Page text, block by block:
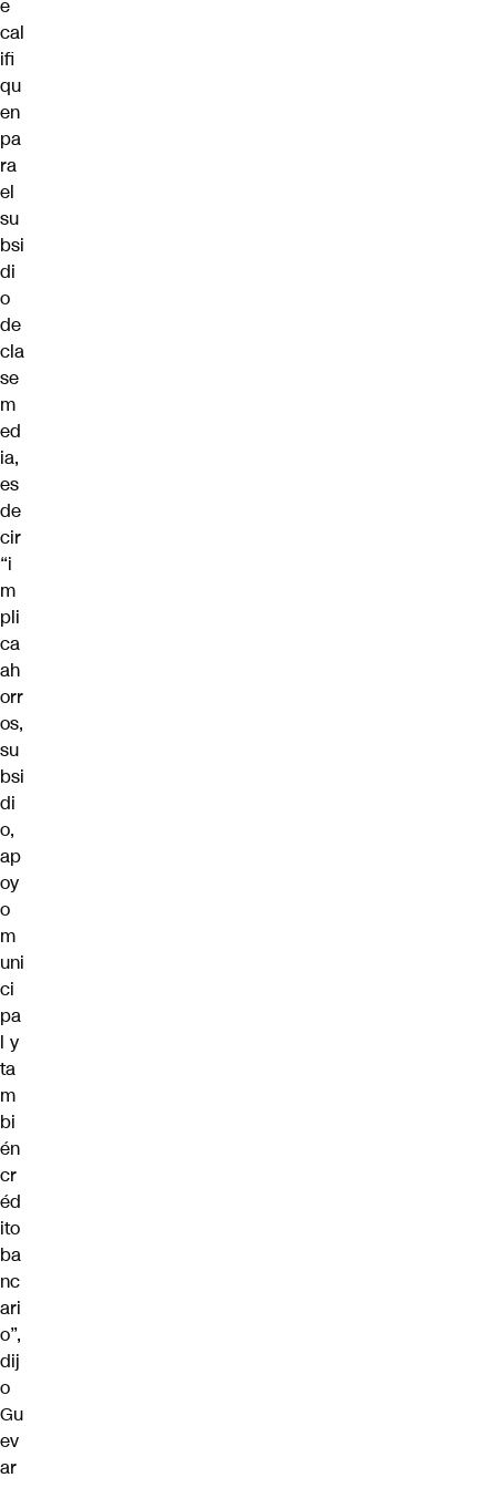
e
cal
ifi
qu
en
pa
ra
el
su
bsi
di
o
de
cla
se
m
ed
ia,
es
de
cir
“i
m
pli
ca
ah
orr
os,
su
bsi
di
o,
ap
oy
o
m
uni
ci
pa
l y
ta
m
bi
én
cr
éd
ito
ba
nc
ari
o”,
dij
o
Gu
ev
ar